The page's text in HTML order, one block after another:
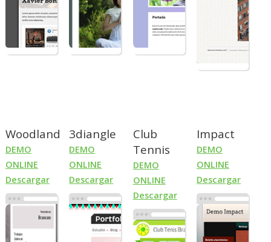
Woodland
DEMO
ONLINE
Descargar
3diangle
DEMO
ONLINE
Descargar
Club
Tennis
DEMO
ONLINE
Descargar
Impact
DEMO
ONLINE
Descargar